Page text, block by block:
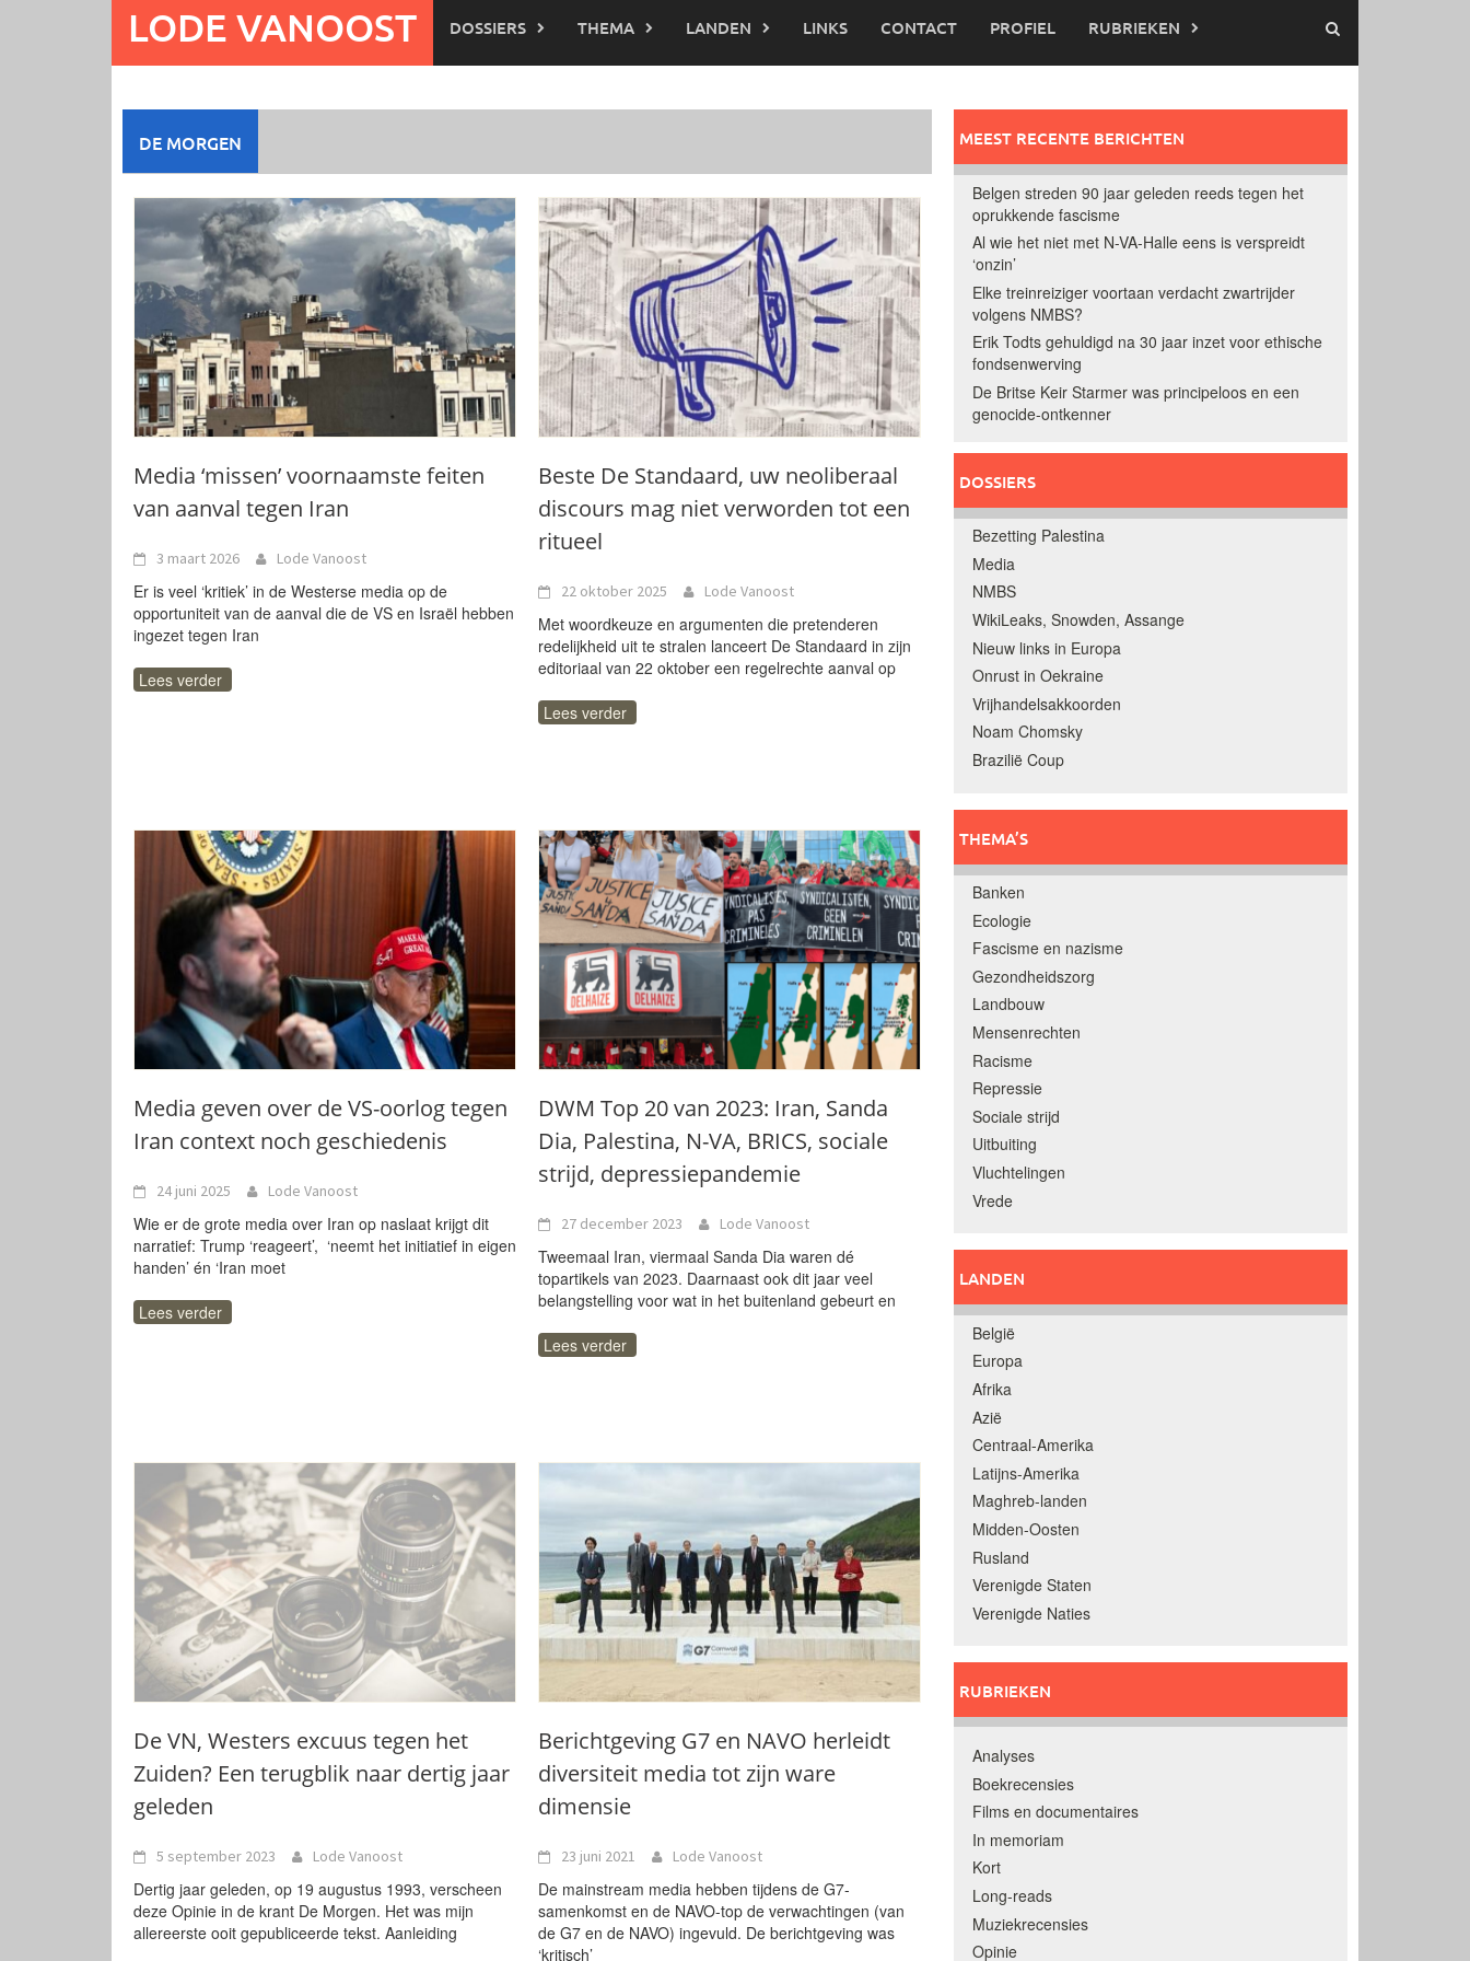
LODE VANOOST DOSSIERS THEMA LANDEN LINKS CONTACT PROFIEL RUBRIEKEN
DE MORGEN
Media ‘missen’ voornaamste feiten
van aanval tegen Iran
3 maart 2026 Lode Vanoost
Er is veel ‘kritiek’ in de Westerse media op de
opportuniteit van de aanval die de VS en Israël hebben
ingezet tegen Iran
Lees verder
Beste De Standaard, uw neoliberaal
discours mag niet verworden tot een
ritueel
22 oktober 2025 Lode Vanoost
Met woordkeuze en argumenten die pretenderen
redelijkheid uit te stralen lanceert De Standaard in zijn
editoriaal van 22 oktober een regelrechte aanval op
Lees verder
Media geven over de VS-oorlog tegen
Iran context noch geschiedenis
24 juni 2025 Lode Vanoost
Wie er de grote media over Iran op naslaat krijgt dit
narratief: Trump ‘reageert’, ‘neemt het initiatief in eigen
handen’ én ‘Iran moet
Lees verder
DWM Top 20 van 2023: Iran, Sanda
Dia, Palestina, N-VA, BRICS, sociale
strijd, depressiepandemie
27 december 2023 Lode Vanoost
Tweemaal Iran, viermaal Sanda Dia waren dé
topartikels van 2023. Daarnaast ook dit jaar veel
belangstelling voor wat in het buitenland gebeurt en
Lees verder
De VN, Westers excuus tegen het
Zuiden? Een terugblik naar dertig jaar
geleden
5 september 2023 Lode Vanoost
Dertig jaar geleden, op 19 augustus 1993, verscheen
deze Opinie in de krant De Morgen. Het was mijn
allereerste ooit gepubliceerde tekst. Aanleiding
Berichtgeving G7 en NAVO herleidt
diversiteit media tot zijn ware
dimensie
23 juni 2021 Lode Vanoost
De mainstream media hebben tijdens de G7-
samenkomst en de NAVO-top de verwachtingen (van
de G7 en de NAVO) ingevuld. De berichtgeving was
‘kritisch’
MEEST RECENTE BERICHTEN
Belgen streden 90 jaar geleden reeds tegen het
oprukkende fascisme
Al wie het niet met N-VA-Halle eens is verspreidt
‘onzin’
Elke treinreiziger voortaan verdacht zwartrijder
volgens NMBS?
Erik Todts gehuldigd na 30 jaar inzet voor ethische
fondsenwerving
De Britse Keir Starmer was principeloos en een
genocide-ontkenner
DOSSIERS
Bezetting Palestina
Media
NMBS
WikiLeaks, Snowden, Assange
Nieuw links in Europa
Onrust in Oekraine
Vrijhandelsakkoorden
Noam Chomsky
Brazilië Coup
THEMA’S
Banken
Ecologie
Fascisme en nazisme
Gezondheidszorg
Landbouw
Mensenrechten
Racisme
Repressie
Sociale strijd
Uitbuiting
Vluchtelingen
Vrede
LANDEN
België
Europa
Afrika
Azië
Centraal-Amerika
Latijns-Amerika
Maghreb-landen
Midden-Oosten
Rusland
Verenigde Staten
Verenigde Naties
RUBRIEKEN
Analyses
Boekrecensies
Films en documentaires
In memoriam
Kort
Long-reads
Muziekrecensies
Opinie